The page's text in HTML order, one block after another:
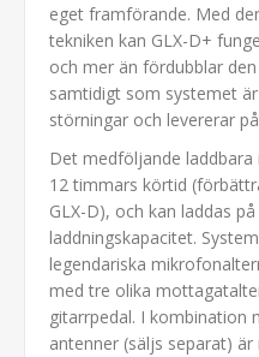
eget framförande. Med
tekniken kan GLX-D+
och mer än fördubblar
samtidigt som systemet
störningar och levererar
Det medföljande
12 timmars körtid
GLX-D), och kan laddas
laddningskapacitet.
legendariska
med tre olika
gitarrpedal. I kombination
antenner (säljs separat)